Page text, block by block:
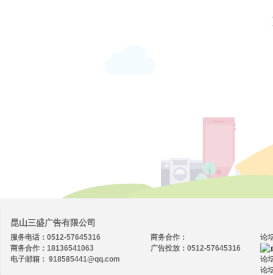
昆山三盛广告有限公司
服务电话：0512-57645316
商务合作：18136541063
电子邮箱： 918585441@qq.com
论
论
论
商务合作：
广告投放：0512-57645316